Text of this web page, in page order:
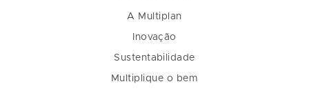
A Multiplan
Inovação
Sustentabilidade
Multiplique o bem